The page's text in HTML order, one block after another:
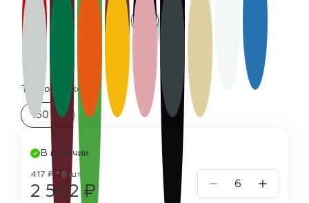
Термостойкость:
150 °C
В наличии
417 ₽ * 6 шт
2 502 ₽